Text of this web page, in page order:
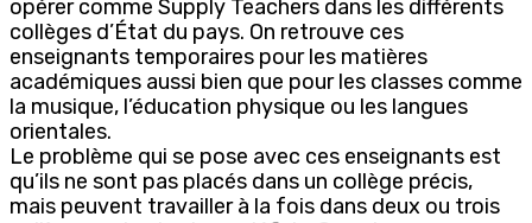
opérer comme Supply Teachers dans les différents
collèges d’État du pays. On retrouve ces
enseignants temporaires pour les matières
académiques aussi bien que pour les classes comme
la musique, l’éducation physique ou les langues
orientales.
Le problème qui se pose avec ces enseignants est
qu’ils ne sont pas placés dans un collège précis,
mais peuvent travailler à la fois dans deux ou trois